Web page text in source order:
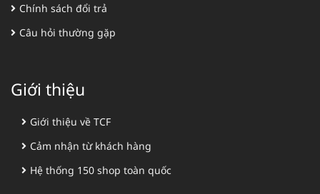
Chính sách đổi trả
Câu hỏi thường gặp
Giới thiệu
Giới thiệu về TCF
Cảm nhận từ khách hàng
Hệ thống 150 shop toàn quốc